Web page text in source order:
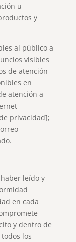
u
y
al público a
visibles
de atención
en
atención a
privacidad];
leído y
en cada
y dentro de
los